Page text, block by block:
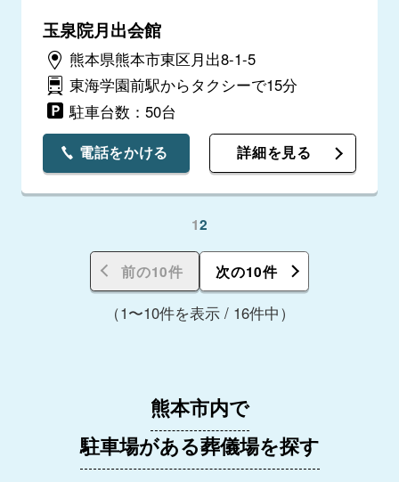
玉泉院月出会館
熊本県熊本市東区月出8-1-5
東海学園前駅からタクシーで15分
駐車台数：50台
電話をかける 詳細を見る
12
前の10件 次の10件
（1〜10件を表示 / 16件中）
熊本市内で
駐車場がある葬儀場を探す